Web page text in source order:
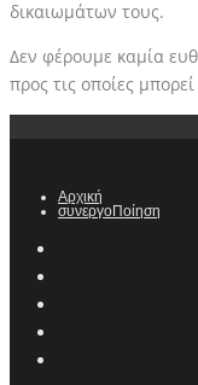
δικαιωμάτων τους.
Δεν φέρουμε καμία
προς τις οποίες
Αρχική
συνεργοΠοίηση